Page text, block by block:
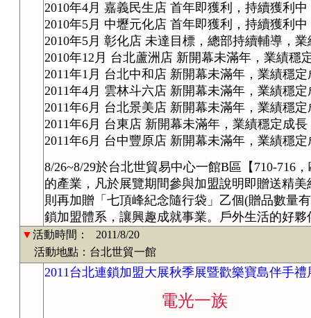
2010年4月 嘉義民生店 首年即獲利，持續獲利中
2010年5月 中壢元化店 首年即獲利，持續獲利中
2010年5月 彰化店 未達目標，總部持續輔導，
2010年12月 台北蘆洲店 新開幕未滿年，業績穩
2011年1月 台北中和店 新開幕未滿年，業績穩定
2011年4月 雲林斗六店 新開幕未滿年，業績穩定
2011年6月 台北景美店 新開幕未滿年，業績穩定
2011年6月 台東店 新開幕未滿年，業績穩定成長
2011年6月 台中豐原店 新開幕未滿年，業績穩定
8/26~8/29於台北世貿易中心一館B區【710-716
的產業，凡於展覽期間參與加盟說明即贈送精
則再加贈「七頂峰紀念隨行袋」乙個(贈品數量
鎖加盟體系，讓興趣成就事業。戶外生活的好夥
▼活動時間：
2011/8/20
活動地點：台北世貿一館
2011台北連鎖加盟大展秋季展暨歡樂寶島伴手禮
電光一族